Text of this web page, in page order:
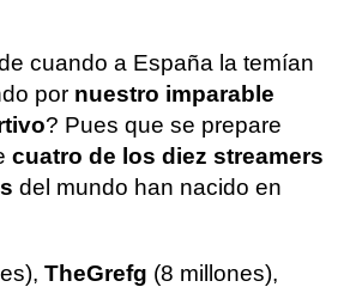
cuando a España la temían
por nuestro imparable
? Pues que se prepare
cuatro de los diez streamers
del mundo han nacido en
TheGrefg (8 millones),